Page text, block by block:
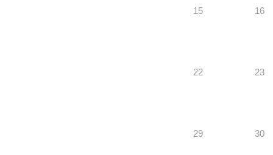
15 16
22 23
29 30